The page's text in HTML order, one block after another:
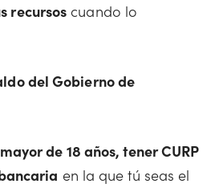
recursos cuando lo
del Gobierno de
mayor de 18 años, tener CURP
en la que tú seas el